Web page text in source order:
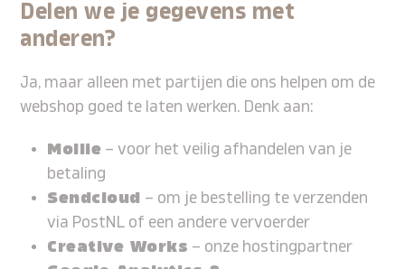
Delen we je gegevens met
anderen?
Ja, maar alleen met partijen die ons helpen om de
webshop goed te laten werken. Denk aan:
Mollie – voor het veilig afhandelen van je
betaling
Sendcloud – om je bestelling te verzenden
via PostNL of een andere vervoerder
Creative Works – onze hostingpartner